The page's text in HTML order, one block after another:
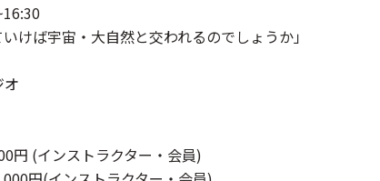
けば宇宙・大自然と交われるのでしょうか」
円 (インストラクター・会員)